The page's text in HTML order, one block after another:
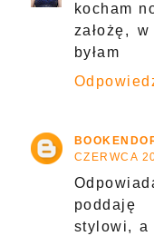
kocham
założę,
byłam
CZERWCA
poddaję
stylowi, a